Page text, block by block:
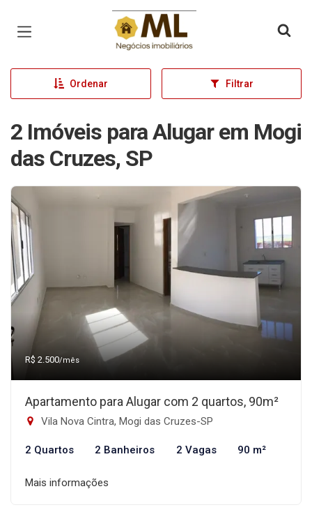
Página inicial
Ordenar Filtrar
2 Imóveis para Alugar em Mogi
das Cruzes, SP
R$ 2.500/mês
Apartamento para Alugar com 2 quartos, 90m²
Vila Nova Cintra, Mogi das Cruzes-SP
2 Quartos 2 Banheiros 2 Vagas 90 m²
Mais informações